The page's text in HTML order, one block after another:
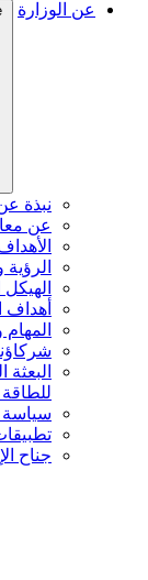
عن الوزارة
نبذة
عن
أهداف
سياسة
جناح